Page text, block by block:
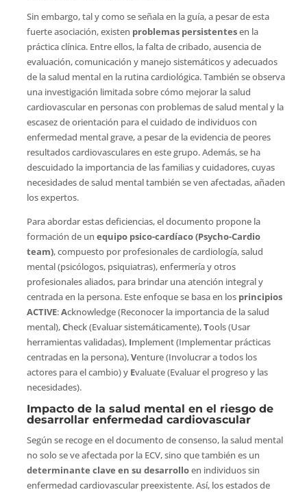
Sin embargo, tal y como se señala en la guía, a pesar de esta
fuerte asociación, existen problemas persistentesen la
práctica clínica. Entre ellos, la falta de cribado, ausencia de
evaluación, comunicación y manejo sistemáticos y adecuados
de la salud mental en la rutina cardiológica. También se observa
una investigación limitada sobre cómo mejorar la salud
cardiovascular en personas con problemas de salud mental y la
escasez de orientación para el cuidado de individuos con
enfermedad mental grave, a pesar de la evidencia de peores
resultados cardiovasculares en este grupo. Además, se ha
descuidado la importancia de las familias y cuidadores, cuyas
necesidades de salud mental también se ven afectadas, añaden
los expertos.
Para abordar estas deficiencias, el documento propone la
formación de un equipo psico-cardíaco (Psycho-Cardio
team), compuesto por profesionales de cardiología, salud
mental (psicólogos, psiquiatras), enfermería y otros
profesionales aliados, para brindar una atención integral y
centrada en la persona. Este enfoque se basa en los principios
ACTIVE:Acknowledge (Reconocer la importancia de la salud
mental),Check (Evaluar sistemáticamente),Tools (Usar
herramientas validadas), Implement (Implementar prácticas
centradas en la persona),Venture (Involucrar a todos los
actores para el cambio) y Evaluate (Evaluar el progreso y las
necesidades).
Impacto de la salud mental en el riesgo de
desarrollar enfermedad cardiovascular
Según se recoge en el documento de consenso, la salud mental
no solo se ve afectada por la ECV, sino que también es un
determinante clave en su desarrolloen individuos sin
enfermedad cardiovascular preexistente. Así, los estados de